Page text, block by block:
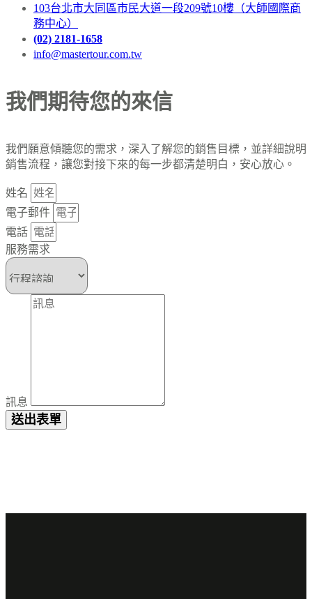
103台北市大同區市民大道一段209號10樓（大師國際商
務中心）
(02) 2181-1658
info@mastertour.com.tw
我們期待您的來信
我們願意傾聽您的需求，深入了解您的銷售目標，並詳細說明
銷售流程，讓您對接下來的每一步都清楚明白，安心放心。
姓名
電子郵件
電話
服務需求
訊息
送出表單